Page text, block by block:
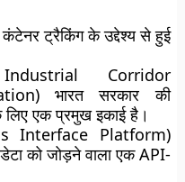
ट्रैकिंग के उद्देश्य से हुई
Corridor
भारत सरकार की
लिए एक प्रमुख इकाई है।
Interface Platform)
को जोड़ने वाला एक API-